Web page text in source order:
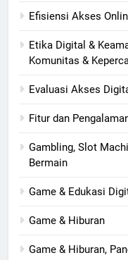
Efisiensi Akses
Etika Digital &
Komunitas &
Evaluasi Akses
Fitur dan
Gambling, Slot
Bermain
Game & Edukasi
Game & Hiburan
Game & Hiburan,